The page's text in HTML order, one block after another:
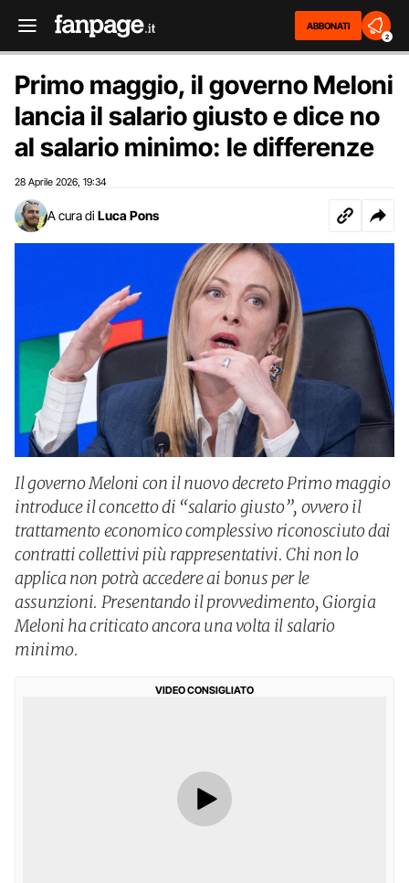
ABBONATI
2
Primo maggio, il governo Meloni
lancia il salario giusto e dice no
al salario minimo: le differenze
28 Aprile 2026 19:34
A cura di Luca Pons
Il governo Meloni con il nuovo decreto Primo maggio
introduce il concetto di “salario giusto”, ovvero il
trattamento economico complessivo riconosciuto dai
contratti collettivi più rappresentativi. Chi non lo
applica non potrà accedere ai bonus per le
assunzioni. Presentando il provvedimento, Giorgia
Meloni ha criticato ancora una volta il salario
minimo.
VIDEO CONSIGLIATO